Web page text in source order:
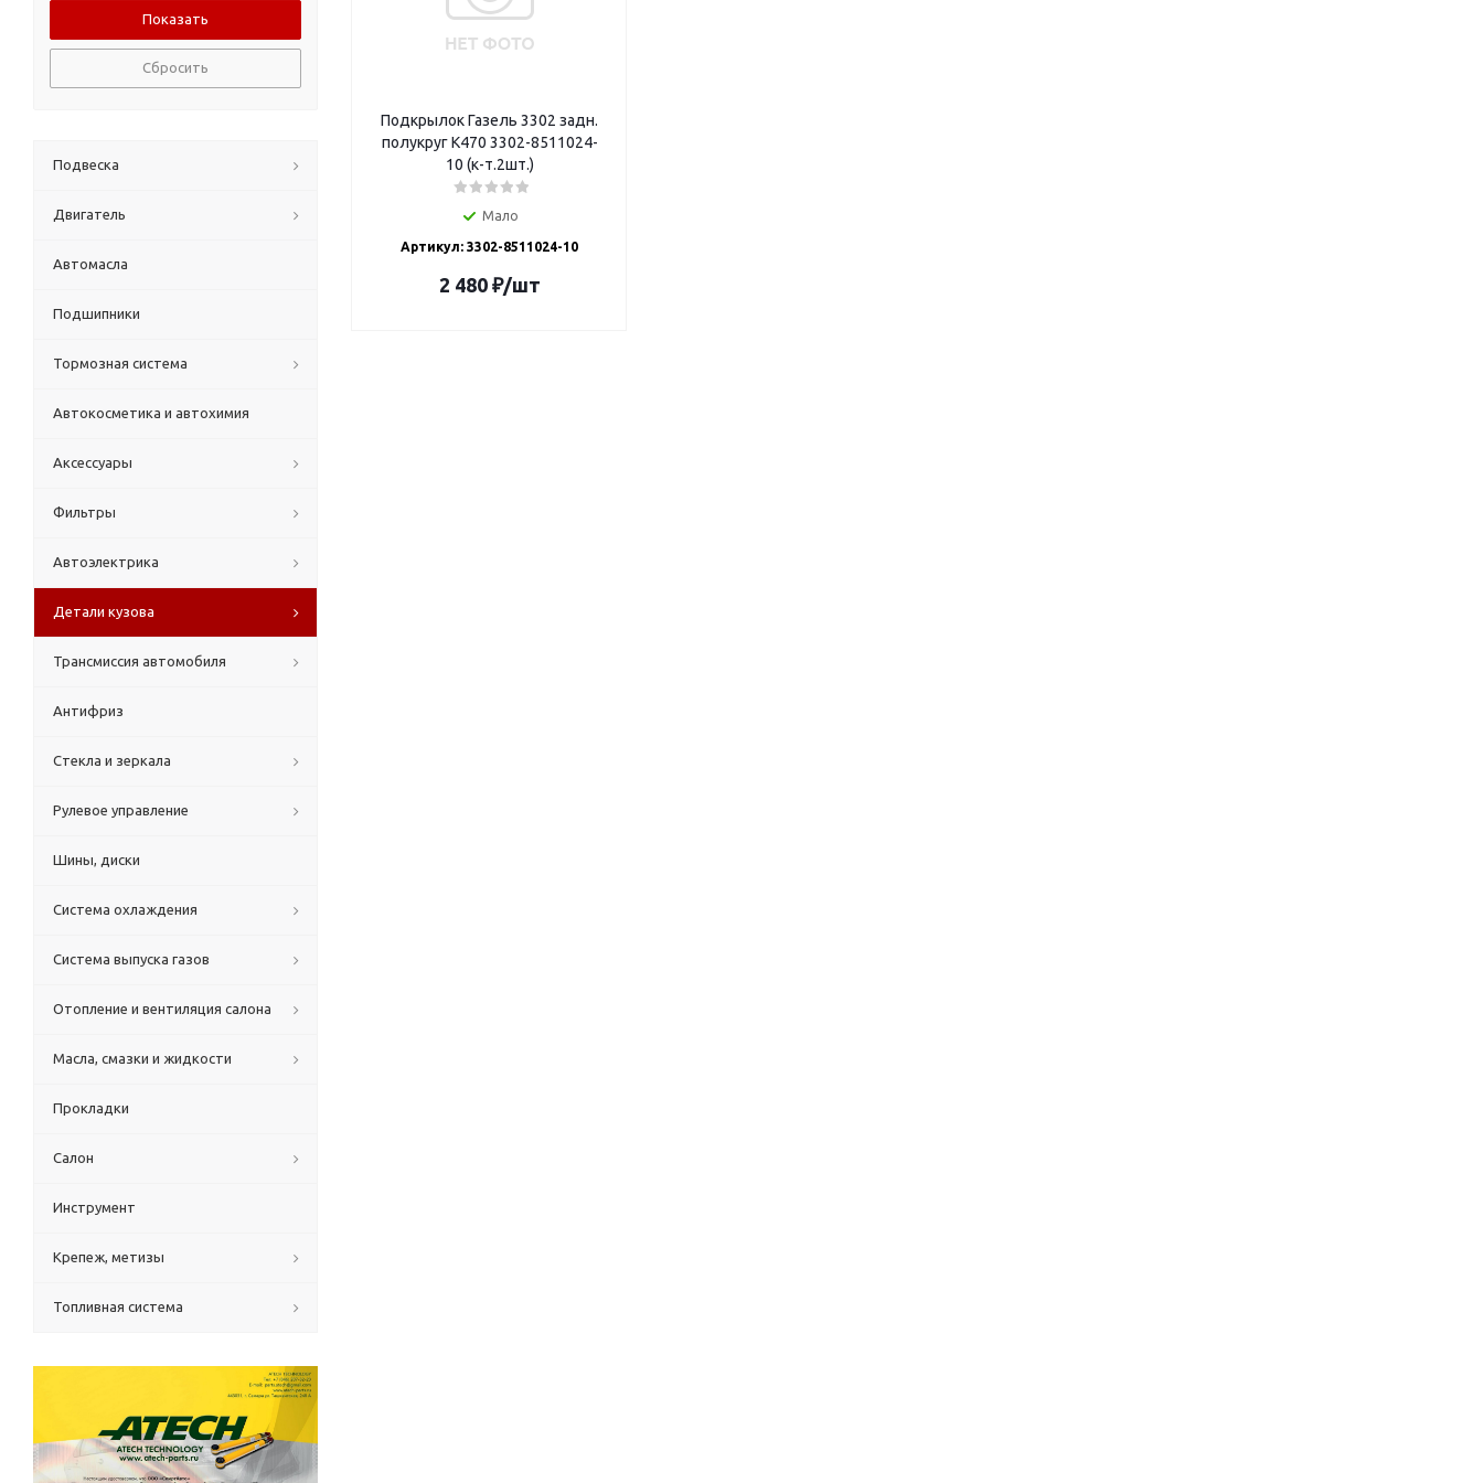
Подкрылок Газель 3302 задн.
полукруг К470 3302-8511024-
10 (к-т.2шт.)
Мало
Артикул: 3302-8511024-10
2 480₽/шт
Сбросить
Подвеска
Двигатель
Автомасла
Подшипники
Тормозная система
Автокосметика и автохимия
Аксессуары
Фильтры
Автоэлектрика
Детали кузова
Трансмиссия автомобиля
Антифриз
Стекла и зеркала
Рулевое управление
Шины, диски
Система охлаждения
Система выпуска газов
Отопление и вентиляция салона
Масла, смазки и жидкости
Прокладки
Салон
Инструмент
Крепеж, метизы
Топливная система